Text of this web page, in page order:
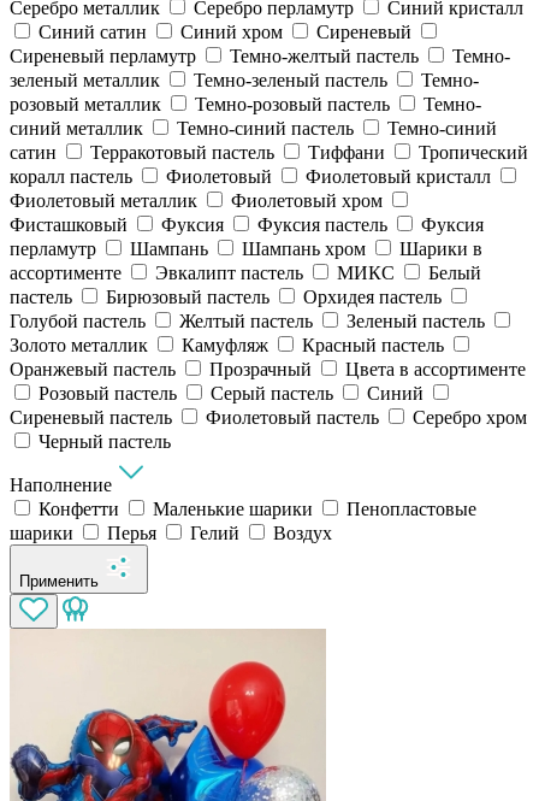
Серебро металлик
Серебро перламутр
Синий кристалл
Синий сатин
Синий хром
Сиреневый
Сиреневый перламутр
Темно-желтый пастель
Темно-
зеленый металлик
Темно-зеленый пастель
Темно-
розовый металлик
Темно-розовый пастель
Темно-
синий металлик
Темно-синий пастель
Темно-синий
сатин
Терракотовый пастель Тиффани
Тропический
коралл пастель
Фиолетовый
Фиолетовый кристалл
Фиолетовый металлик
Фиолетовый хром
Фисташковый
Фуксия Фуксия пастель
Фуксия
перламутр
Шампань Шампань хром
Шарики в
ассортименте
Эвкалипт пастель МИКС
Белый
пастель
Бирюзовый пастель
Орхидея пастель
Голубой пастель
Желтый пастель
Зеленый пастель
Золото металлик
Камуфляж
Красный пастель
Оранжевый пастель
Прозрачный
Цвета в ассортименте
Розовый пастель
Серый пастель
Синий
Сиреневый пастель
Фиолетовый пастель
Серебро хром
Черный пастель
Наполнение
Конфетти
Маленькие шарики
Пенопластовые
шарики
Перья Гелий Воздух
Применить